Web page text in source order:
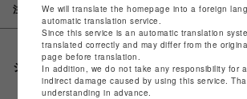
注意事項
シェアする
We will translate the homepage into a foreign
automatic translation service.
Since this service is an automatic translation
translated correctly and may differ from the
page before translation.
In addition, we do not take any responsibility for
indirect damage caused by using this service.
understanding in advance.